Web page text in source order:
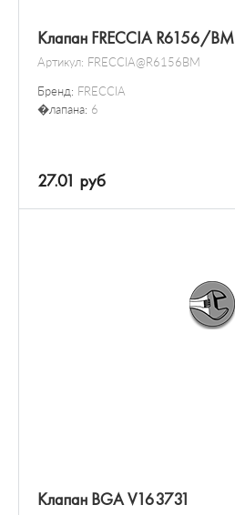
Клапан FRECCIA R6156/BM
Артикул: FRECCIA@R6156BM
Бренд: FRECCIA
�лапана: 6
27.01 руб
Клапан BGA V163731